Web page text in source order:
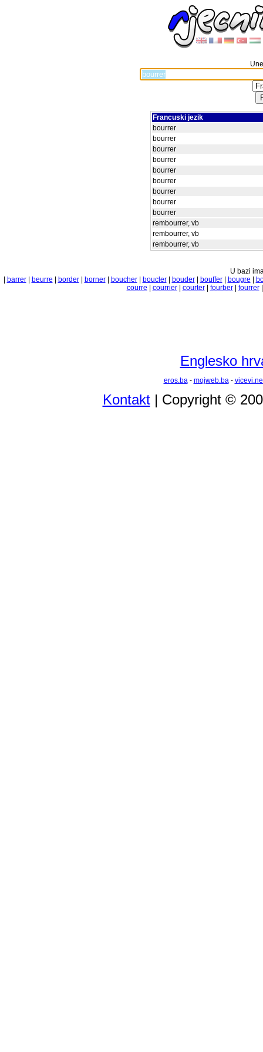
Francuski jezik
bourrer
bourrer
bourrer
bourrer
bourrer
bourrer
bourrer
bourrer
bourrer
rembourrer, vb
rembourrer, vb
rembourrer, vb
U bazi
barrer| beurre border| borner| boucher| boucler| bouder| bouffer| bougre
courre
courrier| courter| fourber| fourrer
Englesko
eros.ba- mojweb.ba-
Kontakt| Copyright ©